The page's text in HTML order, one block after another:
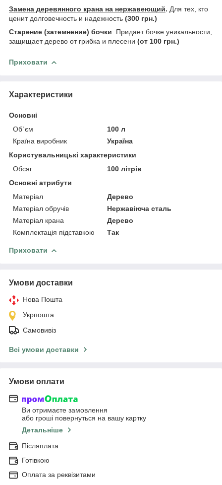
Замена деревянного крана на нержавеющий. Для тех, кто
ценит долговечность и надежность (300 грн.)
Старение (затемнение) бочки . Придает бочке уникальности,
защищает дерево от грибка и плесени (от 100 грн.)
Приховати
Характеристики
Основні
Об`єм
100 л
Країна виробник
Україна
Користувальницькі характеристики
Обсяг
100 літрів
Основні атрибути
Матеріал
Дерево
Матеріал обручів
Нержавіюча сталь
Матеріал крана
Дерево
Комплектація підставкою
Так
Приховати
Умови доставки
Нова Пошта
Укрпошта
Самовивіз
Всі умови доставки
Умови оплати
Ви отримаєте замовлення
або гроші повернуться на вашу картку
Детальніше
Післяплата
Готівкою
Оплата за реквізитами